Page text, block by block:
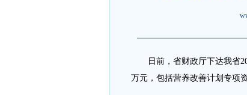
日前，省财政厅下达我省
万元，包括营养改善计划专项